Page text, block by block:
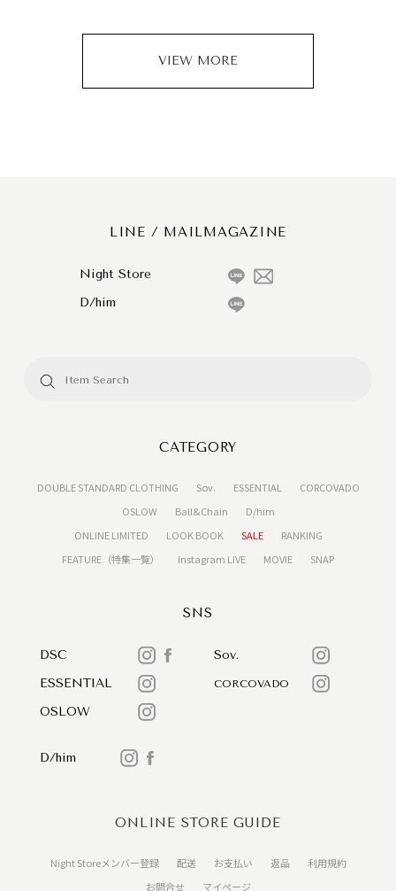
VIEW MORE
LINE / MAILMAGAZINE
Night Store
D/him
CATEGORY
DOUBLE STANDARD CLOTHING Sov. ESSENTIAL
CORCOVADO
OSLOW
Ball&Chain
D/him
ONLINE LIMITED
LOOK BOOK SALE
RANKING
FEATURE（特集一覧）
Instagram LIVE MOVIE SNAP
SNS
DSC
Sov.
ESSENTIAL
CORCOVADO
OSLOW
D/him
ONLINE STORE GUIDE
Night Storeメンバー登録 配送 お支払い 返品
利用規約
お問合せ
マイページ